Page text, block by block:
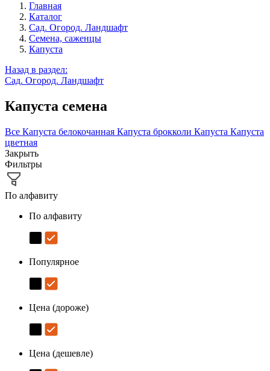
Главная
Каталог
Сад. Огород. Ландшафт
Семена, саженцы
Капуста
Назад в раздел:
Сад. Огород. Ландшафт
Капуста семена
Все Капуста белокочанная Капуста брокколи Капуста Капуста
цветная
Закрыть
Фильтры
По алфавиту
По алфавиту
Популярное
Цена (дороже)
Цена (дешевле)